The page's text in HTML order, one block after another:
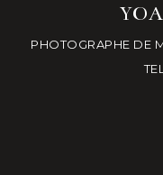
PHOTOGRAPHE DE